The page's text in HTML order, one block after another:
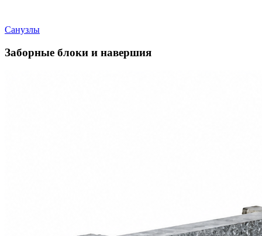
Санузлы
Заборные блоки и навершия